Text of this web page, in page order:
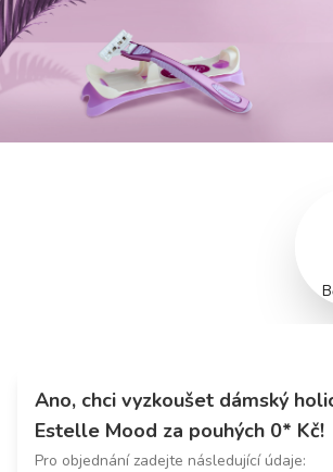
Ano, chci vyzkoušet dámský
Estelle Mood za pouhých 0* Kč!
Pro objednání zadejte následující údaje: